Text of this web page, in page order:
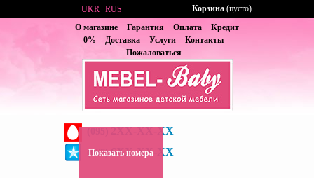
О магазине Гарантия Оплата
Кредит
0%
Доставка Услуги
Контакты
Пожаловаться
2XX-XX-XX
(067) 6XX-XX-XX
Показать номера
UKR RUS Корзина (пусто)